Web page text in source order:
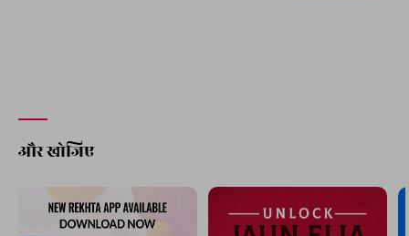
और खोजिए